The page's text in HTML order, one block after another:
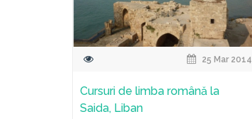
25 Mar 2014
Cursuri de limba română la
Saida, Liban